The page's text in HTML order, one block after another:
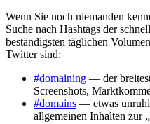
Wenn Sie noch niemanden
Suche nach Hashtags der
beständigsten täglichen
Twitter sind:
#domaining — der
Screenshots,
#domains — etwas
allgemeinen Inhalten zur